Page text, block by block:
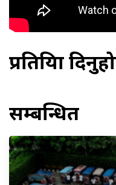
प्रतिक्रिया
सम्बन्धित